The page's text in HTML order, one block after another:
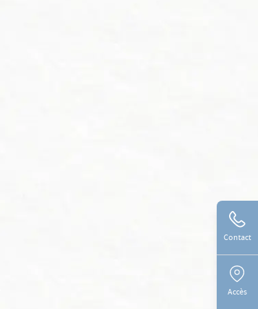
Contact
Accès